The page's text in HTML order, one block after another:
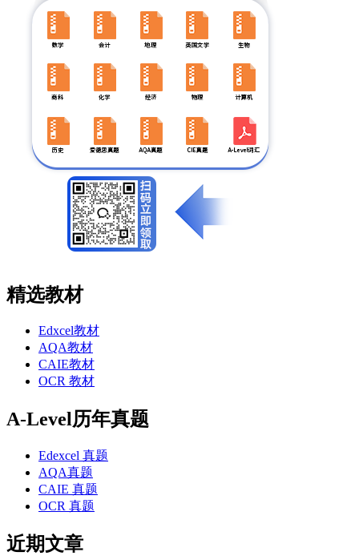
精选教材
Edxcel教材
AQA教材
CAIE教材
OCR 教材
A-Level历年真题
Edexcel 真题
AQA真题
CAIE 真题
OCR 真题
近期文章